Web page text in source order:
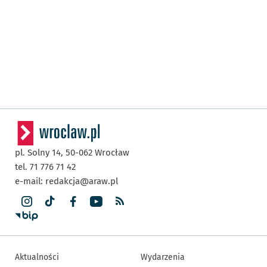
pl. Solny 14, 50-062 Wrocław
tel. 71 776 71 42
e-mail: redakcja@araw.pl
Aktualności Wydarzenia